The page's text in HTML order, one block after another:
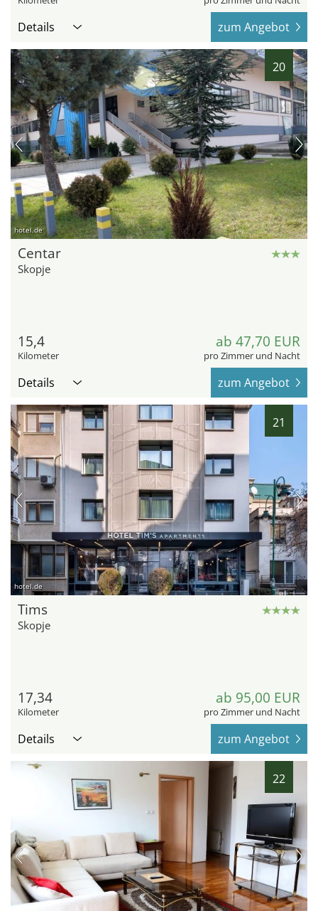
Details zum Angebot
20
hotel.de
Centar
Skopje
15,4
Kilometer
ab 47,70 EUR
pro Zimmer und Nacht
Details zum Angebot
21
hotel.de
Tims
Skopje
17,34
Kilometer
ab 95,00 EUR
pro Zimmer und Nacht
Details zum Angebot
22